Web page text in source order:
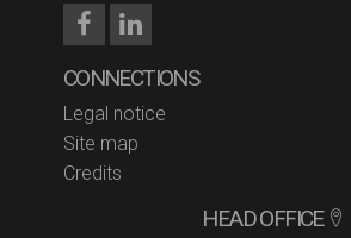
CONNECTIONS
Legal notice
Site map
Credits
HEAD OFFICE